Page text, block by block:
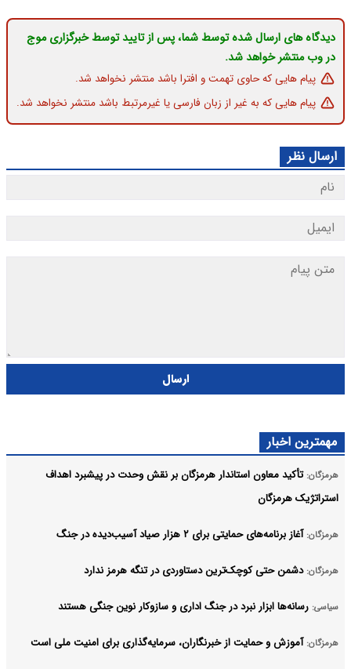
دیدگاه های ارسال شده توسط شما، پس از تایید توسط خبرگزاری موج
در وب منتشر خواهد شد.
پیام هایی که حاوی تهمت و افترا باشد منتشر نخواهد شد.
پیام هایی که به غیر از زبان فارسی یا غیرمرتبط باشد منتشر نخواهد شد.
ارسال نظر
ارسال
مهمترین اخبار
هرمزگان: تأکید معاون استاندار هرمزگان بر نقش وحدت در پیشبرد اهداف
استراتژیک هرمزگان
هرمزگان: آغاز برنامه‌های حمایتی برای ۲ هزار صیاد آسیب‌دیده در جنگ
هرمزگان: دشمن حتی کوچک‌ترین دستاوردی در تنگه هرمز ندارد
سیاسی: رسانه‌ها ابزار نبرد در جنگ اداری و سازوکار نوین جنگی هستند
هرمزگان: آموزش و حمایت از خبرنگاران، سرمایه‌گذاری برای امنیت ملی است